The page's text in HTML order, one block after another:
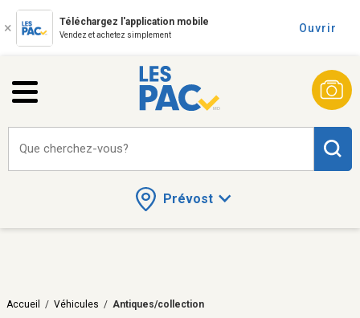
Téléchargez l'application mobile
Vendez et achetez simplement
Ouvrir
Prévost
Que cherchez-vous?
Accueil / Véhicules / Antiques/collection